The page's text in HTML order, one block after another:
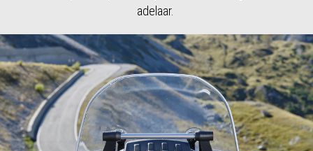
adelaar.